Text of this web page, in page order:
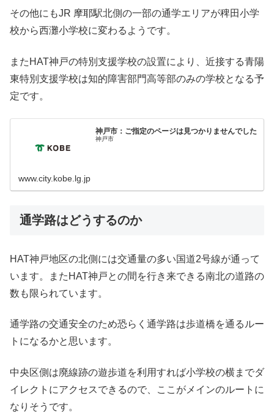
その他にもJR 摩耶駅北側の一部の通学エリアが稗田小学
校から西灘小学校に変わるようです。
またHAT神戸の特別支援学校の設置により、近接する青陽
東特別支援学校は知的障害部門高等部のみの学校となる予
定です。
神戸市：ご指定のページは見つかりませんでした
神戸市
www.city.kobe.lg.jp
通学路はどうするのか
HAT神戸地区の北側には交通量の多い国道2号線が通って
います。またHAT神戸との間を行き来できる南北の道路の
数も限られています。
通学路の交通安全のため恐らく通学路は歩道橋を通るルー
トになるかと思います。
中央区側は廃線跡の遊歩道を利用すれば小学校の横までダ
イレクトにアクセスできるので、ここがメインのルートに
なりそうです。